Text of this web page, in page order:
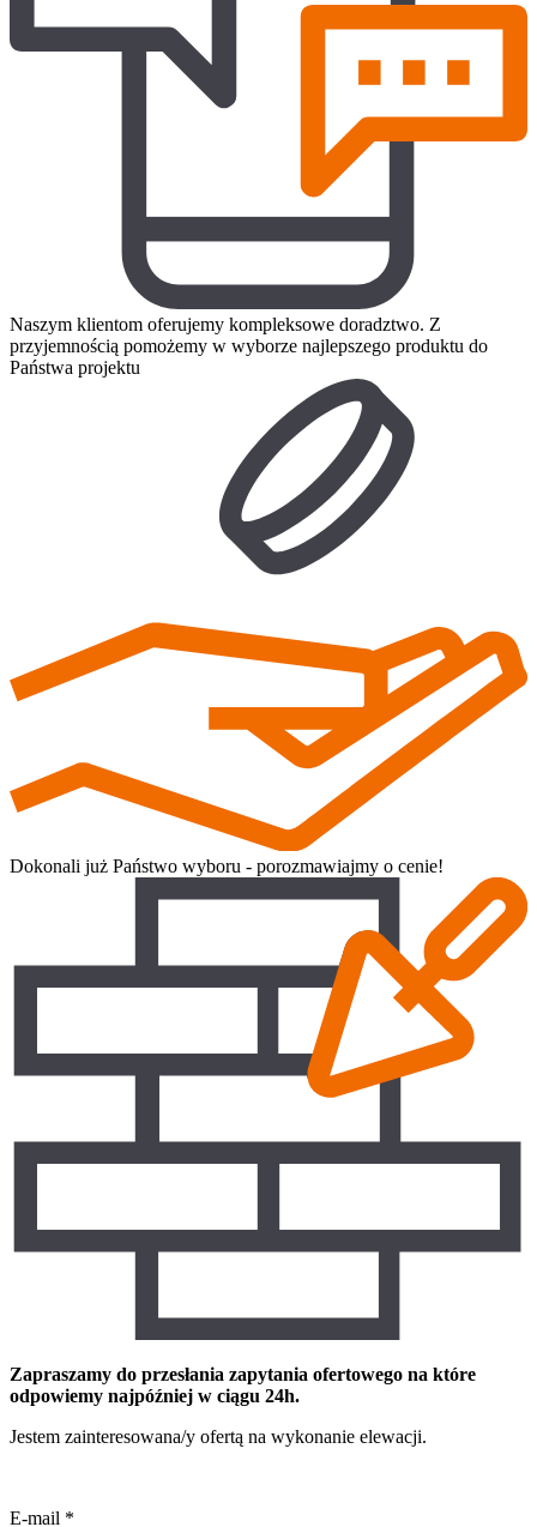
Naszym klientom oferujemy kompleksowe doradztwo. Z
przyjemnością pomożemy w wyborze najlepszego produktu do
Państwa projektu
Dokonali już Państwo wyboru - porozmawiajmy o cenie!
Zapraszamy do przesłania zapytania ofertowego na które
odpowiemy najpóźniej w ciągu 24h.
Jestem zainteresowana/y ofertą na wykonanie elewacji.
E-mail *